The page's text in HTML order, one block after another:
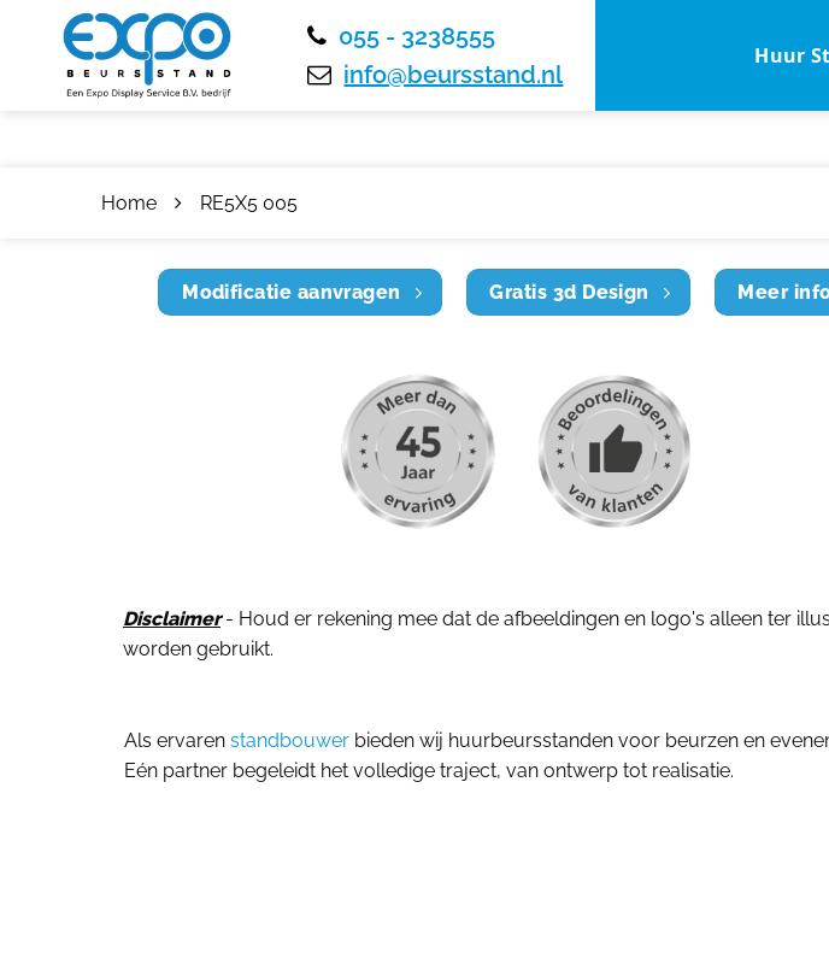
055 - 3238555
info@beursstand.nl
Huur
Home RE5X5 005
Modificatie aanvragen Gratis 3d Design Meer
Disclaimer- Houd er rekening mee dat de afbeeldingen en logo's alleen ter
worden gebruikt.
Als ervaren standbouwer bieden wij huurbeursstanden voor beurzen en
Eén partner begeleidt het volledige traject, van ontwerp tot realisatie.